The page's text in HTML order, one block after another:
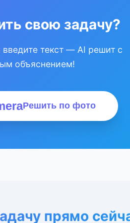
свою задачу?
введите текст — AI решит с
объяснением!
Решить по фото
прямо